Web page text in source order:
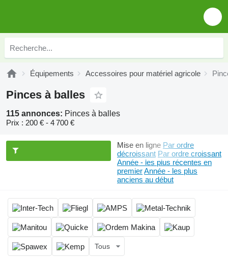
Équipements Accessoires pour matériel agricole
Pinces à balles
115 annonces: Pinces à balles
Prix : 200 € - 4 700 €
Mise en ligne Par ordre
décroissant Par ordre croissant
Année - les plus récentes en
premierAnnée - les plus
anciens au début
Tous